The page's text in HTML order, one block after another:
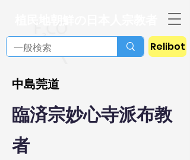
Relibot
中島莞道
臨済宗妙心寺派布教
者